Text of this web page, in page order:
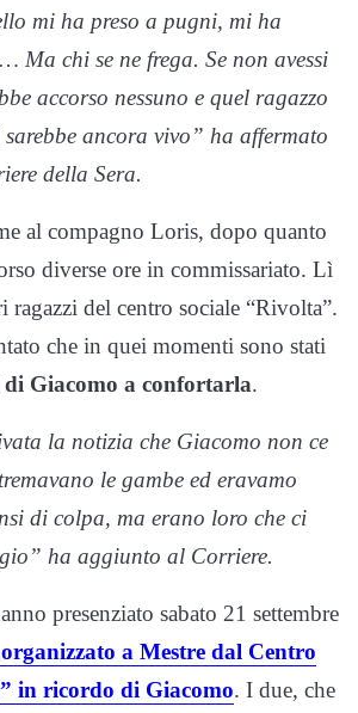
mi ha preso a pugni, mi ha
Ma chi se ne frega. Se non avessi
accorso nessuno e quel ragazzo
ancora vivo” ha affermato
della Sera.
al compagno Loris, dopo quanto
diverse ore in commissariato. Lì
ragazzi del centro sociale “Rivolta”.
che in quei momenti sono stati
Giacomo a confortarla.
la notizia che Giacomo non ce
le gambe ed eravamo
di colpa, ma erano loro che ci
ha aggiunto al Corriere.
presenziato sabato 21 settembre
a Mestre dal Centro
in ricordo di Giacomo. I due, che